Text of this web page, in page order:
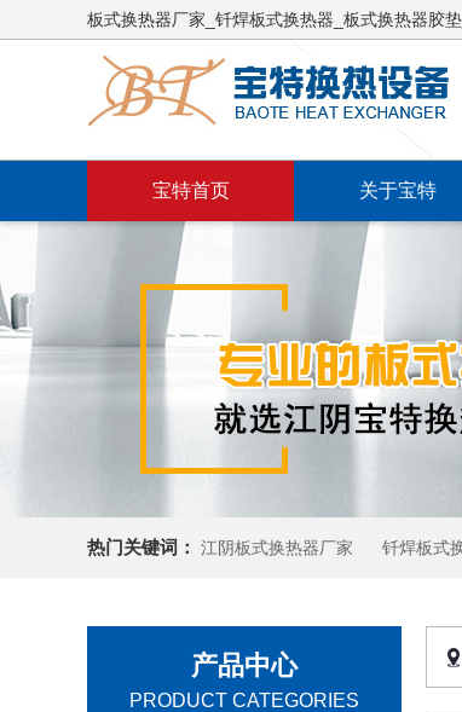
板式换热器厂家_钎焊板式换热器_板式换热器胶
宝特首页 关于宝特
热门关键词： 江阴板式换热器厂家 钎焊板式
产品中心
PRODUCT CATEGORIES